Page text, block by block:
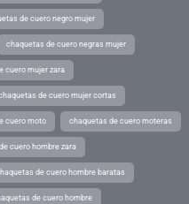
de cuero negro mujer
chaquetas de cuero negras mujer
cuero mujer zara
de cuero mujer cortas
cuero moto chaquetas de cuero moteras
cuero hombre zara
de cuero hombre baratas
de cuero hombre